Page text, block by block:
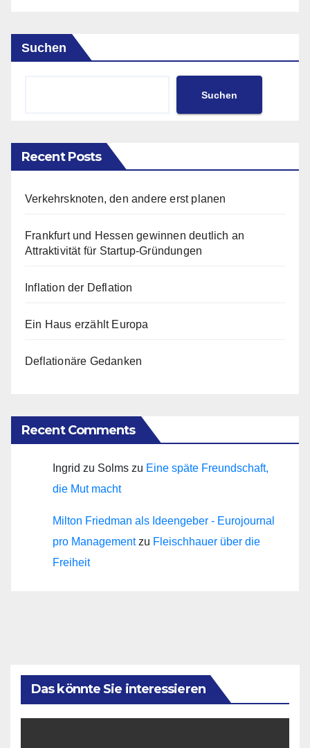
Suchen
Suchen
Recent Posts
Verkehrsknoten, den andere erst planen
Frankfurt und Hessen gewinnen deutlich an
Attraktivität für Startup-Gründungen
Inflation der Deflation
Ein Haus erzählt Europa
Deflationäre Gedanken
Recent Comments
Ingrid zu Solms zu Eine späte Freundschaft,
die Mut macht
Milton Friedman als Ideengeber - Eurojournal
pro Managementzu Fleischhauer über die
Freiheit
Das könnte Sie interessieren